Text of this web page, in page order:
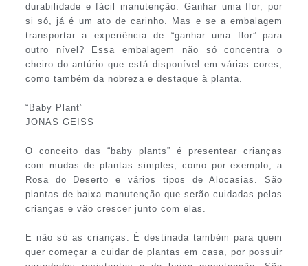
durabilidade e fácil manutenção. Ganhar uma flor, por
si só, já é um ato de carinho. Mas e se a embalagem
transportar a experiência de “ganhar uma flor” para
outro nível? Essa embalagem não só concentra o
cheiro do antúrio que está disponível em várias cores,
como também da nobreza e destaque à planta.
“Baby Plant”
JONAS GEISS
O conceito das “baby plants” é presentear crianças
com mudas de plantas simples, como por exemplo, a
Rosa do Deserto e vários tipos de Alocasias. São
plantas de baixa manutenção que serão cuidadas pelas
crianças e vão crescer junto com elas.
E não só as crianças. É destinada também para quem
quer começar a cuidar de plantas em casa, por possuir